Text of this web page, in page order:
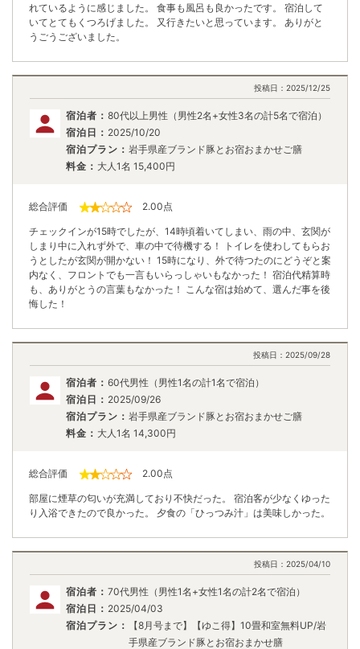
れているように感じました。 食事も風呂も良かったです。 宿泊して
いてとてもくつろげました。 又行きたいと思っています。 ありがと
うごうございました。
投稿日： 2025/12/25
宿泊者： 80代以上男性（男性2名+女性3名の計5名で宿泊）
宿泊日： 2025/10/20
宿泊プラン： 岩手県産ブランド豚とお宿おまかせご膳
料金： 大人1名 15,400円
総合評価 2.00点
チェックインが15時でしたが、14時頃着いてしまい、雨の中、玄関が
しまり中に入れず外で、車の中で待機する！ トイレを使わしてもらお
うとしたが玄関が開かない！ 15時になり、外で待つたのにどうぞと案
内なく、フロントでも一言もいらっしゃいもなかった！ 宿泊代精算時
も、ありがとうの言葉もなかった！ こんな宿は始めて、選んだ事を後
悔した！
投稿日： 2025/09/28
宿泊者： 60代男性（男性1名の計1名で宿泊）
宿泊日： 2025/09/26
宿泊プラン： 岩手県産ブランド豚とお宿おまかせご膳
料金： 大人1名 14,300円
総合評価 2.00点
部屋に煙草の匂いが充満しており不快だった。 宿泊客が少なくゆった
り入浴できたので良かった。 夕食の「ひっつみ汁」は美味しかった。
投稿日： 2025/04/10
宿泊者： 70代男性（男性1名+女性1名の計2名で宿泊）
宿泊日： 2025/04/03
宿泊プラン：
【8月号まで】【ゆこ得】10畳和室無料UP/岩
手県産ブランド豚とお宿おまかせ膳